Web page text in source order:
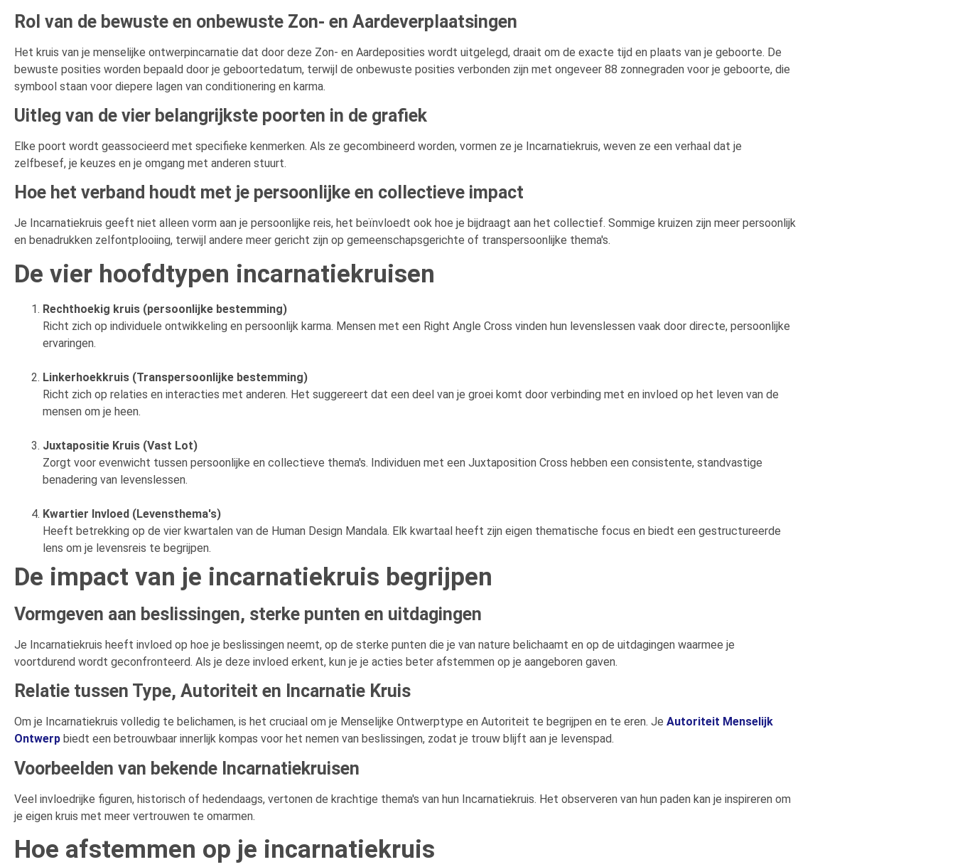
Rol van de bewuste en onbewuste Zon- en Aardeverplaatsingen
Het kruis van je menselijke ontwerpincarnatie dat door deze Zon- en Aardeposities wordt uitgelegd, draait om de exacte tijd en plaats van je geboorte. De
bewuste posities worden bepaald door je geboortedatum, terwijl de onbewuste posities verbonden zijn met ongeveer 88 zonnegraden voor je geboorte, die
symbool staan voor diepere lagen van conditionering en karma.
Uitleg van de vier belangrijkste poorten in de grafiek
Elke poort wordt geassocieerd met specifieke kenmerken. Als ze gecombineerd worden, vormen ze je Incarnatiekruis, weven ze een verhaal dat je
zelfbesef, je keuzes en je omgang met anderen stuurt.
Hoe het verband houdt met je persoonlijke en collectieve impact
Je Incarnatiekruis geeft niet alleen vorm aan je persoonlijke reis, het beïnvloedt ook hoe je bijdraagt aan het collectief. Sommige kruizen zijn meer persoonlijk
en benadrukken zelfontplooiing, terwijl andere meer gericht zijn op gemeenschapsgerichte of transpersoonlijke thema's.
De vier hoofdtypen incarnatiekruisen
Rechthoekig kruis (persoonlijke bestemming)
Richt zich op individuele ontwikkeling en persoonlijk karma. Mensen met een Right Angle Cross vinden hun levenslessen vaak door directe, persoonlijke
ervaringen.
Linkerhoekkruis (Transpersoonlijke bestemming)
Richt zich op relaties en interacties met anderen. Het suggereert dat een deel van je groei komt door verbinding met en invloed op het leven van de
mensen om je heen.
Juxtapositie Kruis (Vast Lot)
Zorgt voor evenwicht tussen persoonlijke en collectieve thema's. Individuen met een Juxtaposition Cross hebben een consistente, standvastige
benadering van levenslessen.
Kwartier Invloed (Levensthema's)
Heeft betrekking op de vier kwartalen van de Human Design Mandala. Elk kwartaal heeft zijn eigen thematische focus en biedt een gestructureerde
lens om je levensreis te begrijpen.
De impact van je incarnatiekruis begrijpen
Vormgeven aan beslissingen, sterke punten en uitdagingen
Je Incarnatiekruis heeft invloed op hoe je beslissingen neemt, op de sterke punten die je van nature belichaamt en op de uitdagingen waarmee je
voortdurend wordt geconfronteerd. Als je deze invloed erkent, kun je je acties beter afstemmen op je aangeboren gaven.
Relatie tussen Type, Autoriteit en Incarnatie Kruis
Om je Incarnatiekruis volledig te belichamen, is het cruciaal om je Menselijke Ontwerptype en Autoriteit te begrijpen en te eren. Je Autoriteit Menselijk
Ontwerp biedt een betrouwbaar innerlijk kompas voor het nemen van beslissingen, zodat je trouw blijft aan je levenspad.
Voorbeelden van bekende Incarnatiekruisen
Veel invloedrijke figuren, historisch of hedendaags, vertonen de krachtige thema's van hun Incarnatiekruis. Het observeren van hun paden kan je inspireren om
je eigen kruis met meer vertrouwen te omarmen.
Hoe afstemmen op je incarnatiekruis